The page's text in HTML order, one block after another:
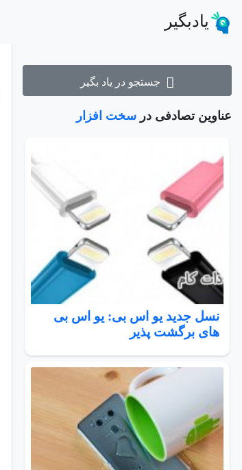
یادبگیر
جستجو در یاد بگیر
عناوین تصادفی در سخت افزار
نسل جدید یو اس بی: یو اس بی
های برگشت پذیر